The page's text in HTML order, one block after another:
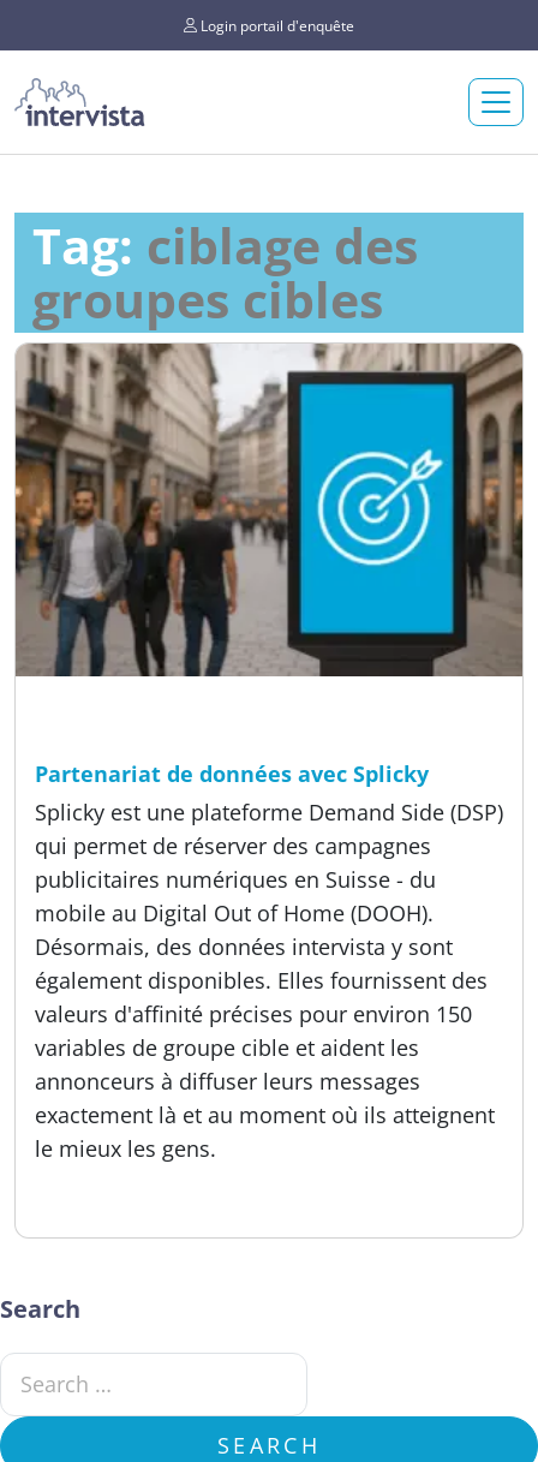
Login portail d'enquête
Tag: ciblage des
groupes cibles
Partenariat de données avec Splicky
Splicky est une plateforme Demand Side (DSP)
qui permet de réserver des campagnes
publicitaires numériques en Suisse - du
mobile au Digital Out of Home (DOOH).
Désormais, des données intervista y sont
également disponibles. Elles fournissent des
valeurs d'affinité précises pour environ 150
variables de groupe cible et aident les
annonceurs à diffuser leurs messages
exactement là et au moment où ils atteignent
le mieux les gens.
Search
Search for:
SEARCH